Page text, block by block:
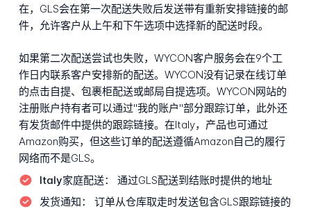
在，GLS会在第一次配送失败后发送带有重新安排链接的邮
件，允许客户从上午和下午选项中选择新的配送时段。
如果第二次配送尝试也失败，WYCON客户服务会在9个工
作日内联系客户安排新的配送。WYCON没有记录在线订单
的点击自提、包裹柜配送或邮局自提选项。WYCON网站的
注册账户持有者可以通过"我的账户"部分跟踪订单，此外还
有发货邮件中提供的跟踪链接。在Italy，产品也可通过
Amazon购买，但这些订单的配送遵循Amazon自己的履行
网络而不是GLS。
Italy家庭配送：
通过GLS配送到结账时提供的地址
发货通知：
订单从仓库取走时发送包含GLS跟踪链接的